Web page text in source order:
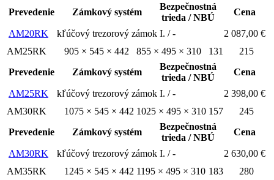
Prevedenie
Zámkový systém
Bezpečnostná
trieda / NBÚ
Cena
AM20RK kľúčový trezorový zámok I. / -
2 087,00 €
AM25RK
905 × 545 × 442 855 × 495 × 310 131
215
Prevedenie
Zámkový systém
Bezpečnostná
trieda / NBÚ
Cena
AM25RK kľúčový trezorový zámok I. / -
2 398,00 €
AM30RK
1075 × 545 × 442 1025 × 495 × 310 157
245
Prevedenie
Zámkový systém
Bezpečnostná
trieda / NBÚ
Cena
AM30RK kľúčový trezorový zámok I. / -
2 630,00 €
AM35RK
1245 × 545 × 442 1195 × 495 × 310 183
280